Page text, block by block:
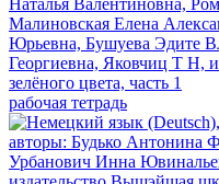
рабочая тетрадь